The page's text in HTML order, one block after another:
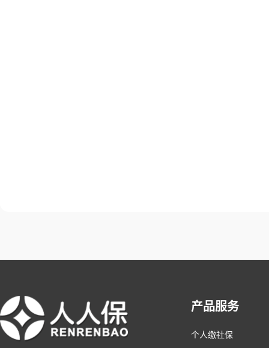
产品服务
个人缴社保